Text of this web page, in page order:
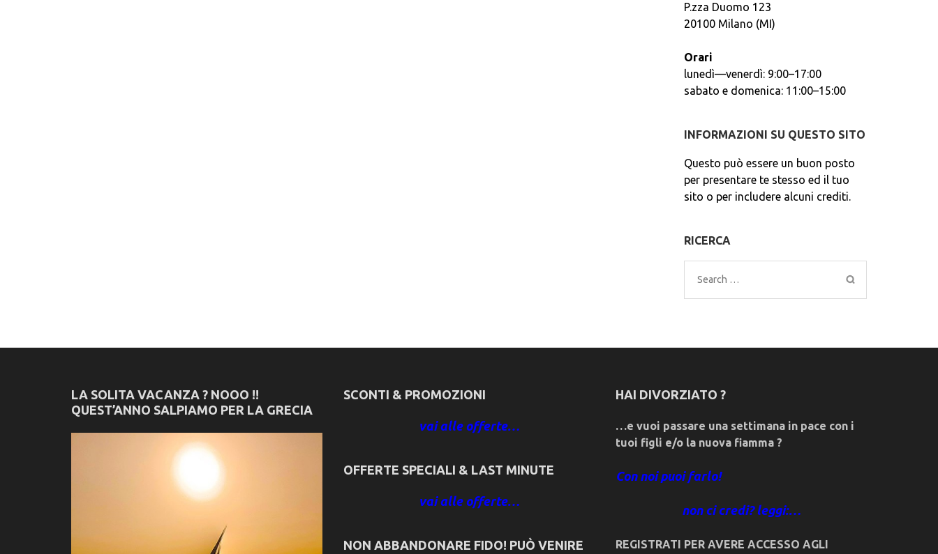
P.zza Duomo 123
20100 Milano (MI)
Orari
lunedì—venerdì: 9:00–17:00
sabato e domenica: 11:00–15:00
INFORMAZIONI SU QUESTO SITO
Questo può essere un buon posto
per presentare te stesso ed il tuo
sito o per includere alcuni crediti.
RICERCA
Search
for:
LA SOLITA VACANZA ? NOOO !!
QUEST’ANNO SALPIAMO PER LA GRECIA
SCONTI & PROMOZIONI
vai alle offerte…
OFFERTE SPECIALI & LAST MINUTE
vai alle offerte…
NON ABBANDONARE FIDO! PUÒ VENIRE
HAI DIVORZIATO ?
…e vuoi passare una settimana in pace con i
tuoi figli e/o la nuova fiamma ?
Con noi puoi farlo!
non ci credi? leggi:…
REGISTRATI PER AVERE ACCESSO AGLI